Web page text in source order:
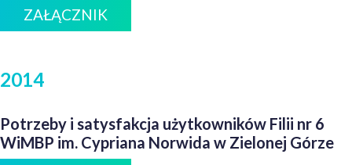
ZAŁĄCZNIK
2014
Potrzeby i satysfakcja użytkowników Filii nr 6
WiMBP im. Cypriana Norwida w Zielonej Górze